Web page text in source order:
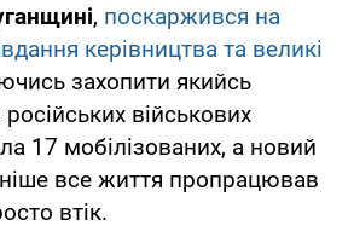
, поскаржився на
керівництва та великі
захопити якийсь
військових
17 мобілізованих, а новий
все життя пропрацював
втік.